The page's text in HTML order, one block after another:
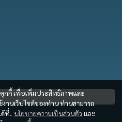
คุกกี้ เพื่อเพิ่มประสิทธิภาพและ
านเว็บไซต์ของท่าน ท่านสามารถ
ที่.. นโยบายความเป็นส่วนตัว และ